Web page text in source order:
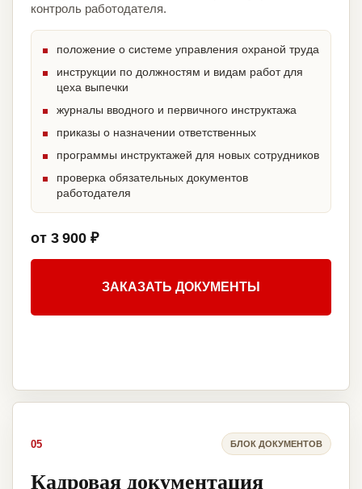
контроль работодателя.
положение о системе управления охраной труда
инструкции по должностям и видам работ для
цеха выпечки
журналы вводного и первичного инструктажа
приказы о назначении ответственных
программы инструктажей для новых сотрудников
проверка обязательных документов
работодателя
от 3 900 ₽
ЗАКАЗАТЬ ДОКУМЕНТЫ
05 БЛОК ДОКУМЕНТОВ
Кадровая документация